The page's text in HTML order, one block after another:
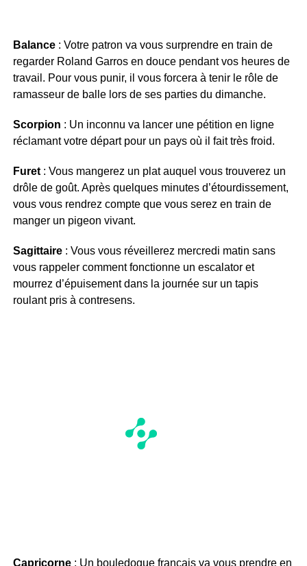
Balance: Votre patron va vous surprendre en train de
regarder Roland Garros en douce pendant vos heures de
travail. Pour vous punir, il vous forcera à tenir le rôle de
ramasseur de balle lors de ses parties du dimanche.
Scorpion : Un inconnu va lancer une pétition en ligne
réclamant votre départ pour un pays où il fait très froid.
Furet: Vous mangerez un plat auquel vous trouverez un
drôle de goût. Après quelques minutes d’étourdissement,
vous vous rendrez compte que vous serez en train de
manger un pigeon vivant.
Sagittaire: Vous vous réveillerez mercredi matin sans
vous rappeler comment fonctionne un escalator et
mourrez d’épuisement dans la journée sur un tapis
roulant pris à contresens.
Capricorne: Un bouledogue français va vous prendre en